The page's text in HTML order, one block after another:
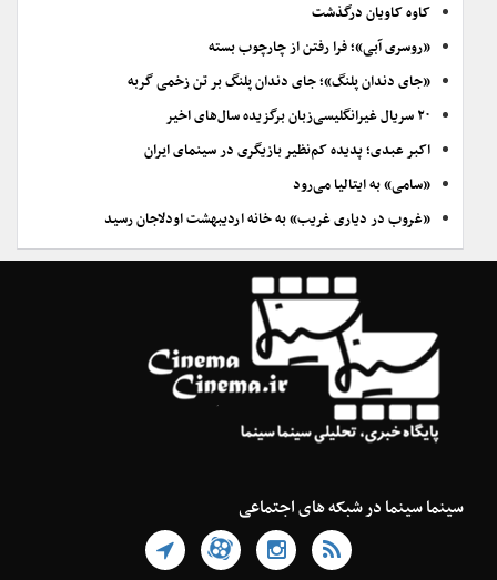
کاوه کاویان درگذشت
«روسری آبی»؛ فرا رفتن از چارچوب بسته
«جای دندان پلنگ»؛ جای دندان پلنگ بر تن زخمی گربه
۲۰ سریال غیرانگلیسی‌زبان برگزیده سال‌های اخیر
اکبر عبدی؛ پدیده کم‌نظیر بازیگری در سینمای ایران
«سامی» به ایتالیا می‌رود
«غروب در دیاری غریب» به خانه اردیبهشت اودلاجان رسید
سینما سینما در شبکه های اجتماعی